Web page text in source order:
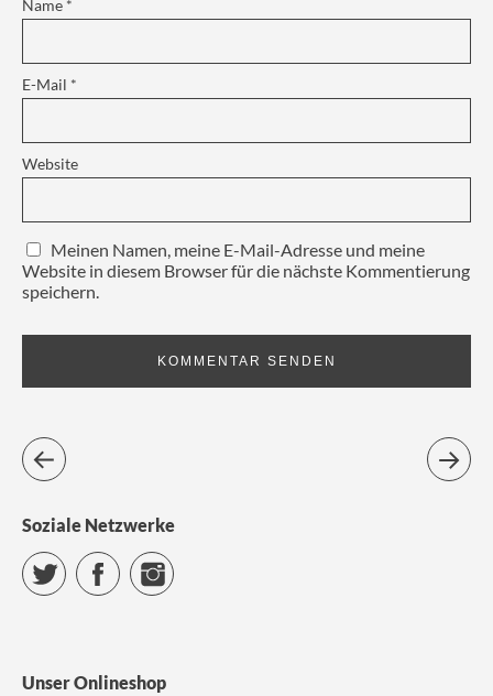
Name *
E-Mail *
Website
Meinen Namen, meine E-Mail-Adresse und meine
Website in diesem Browser für die nächste Kommentierung
speichern.
Soziale Netzwerke
Twitter FacebookInstagram
Unser Onlineshop